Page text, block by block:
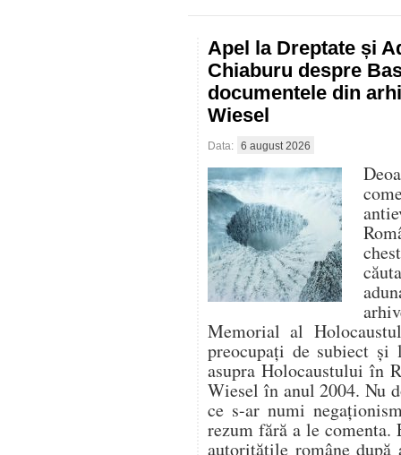
Apel la Dreptate și
Chiaburu despre
documentele din
Wiesel
Data: 6 august 2026
Memorial al
preocupați de subiect
asupra Holocaustului în
Wiesel în anul 2004. Nu
ce s-ar numi
rezum fără a le comenta.
autoritățile române după